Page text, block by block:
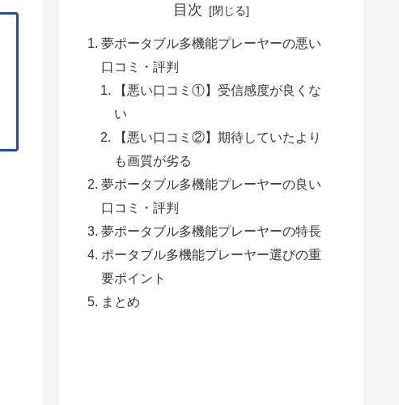
目次
夢ポータブル多機能プレーヤーの悪い
口コミ・評判
【悪い口コミ①】受信感度が良くな
い
【悪い口コミ②】期待していたより
も画質が劣る
夢ポータブル多機能プレーヤーの良い
口コミ・評判
夢ポータブル多機能プレーヤーの特長
ポータブル多機能プレーヤー選びの重
要ポイント
まとめ